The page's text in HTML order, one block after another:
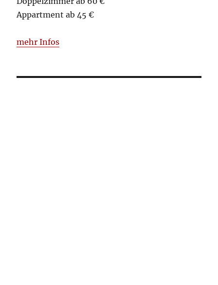
Appartment ab 45 €
mehr Infos